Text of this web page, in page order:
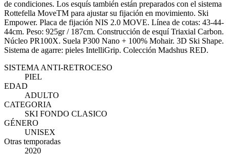
de condiciones. Los esquís también están preparados con el sistema
Rottefella MoveTM para ajustar su fijación en movimiento. Ski
Empower. Placa de fijación NIS 2.0 MOVE. Línea de cotas: 43-44-
44cm. Peso: 925gr / 187cm. Construcción de esquí Triaxial Carbon.
Núcleo PR100X. Suela P300 Nano + 100% Mohair. 3D Ski Shape.
Sistema de agarre: pieles IntelliGrip. Colección Madshus RED.
SISTEMA ANTI-RETROCESO
PIEL
EDAD
ADULTO
CATEGORIA
SKI FONDO CLASICO
GÉNERO
UNISEX
Otras temporadas
2020